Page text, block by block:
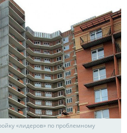
«лидеров» по проблемному